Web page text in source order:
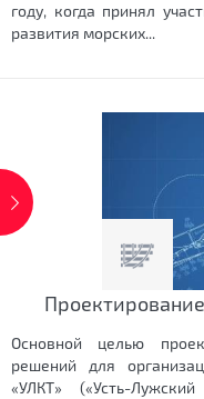
году, когда принял
развития морских...
Основной целью
решений для
«УЛКТ» («Усть-